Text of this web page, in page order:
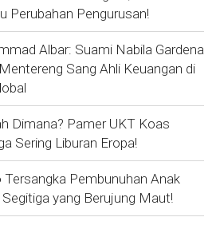
Perubahan Pengurusan!
Albar: Suami Nabila Gardena
Sang Ahli Keuangan di
Dimana? Pamer UKT Koas
Sering Liburan Eropa!
Pembunuhan Anak
yang Berujung Maut!